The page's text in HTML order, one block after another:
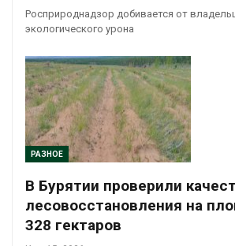
Росприроднадзор добивается от
экологического урона
РАЗНОЕ
В Бурятии проверили
лесовосстановления на
328 гектаров